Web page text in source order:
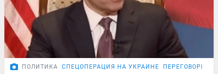
ПОЛИТИКА СПЕЦОПЕРАЦИЯ НА УКРАИНЕ ПЕРЕГОВОРЫ